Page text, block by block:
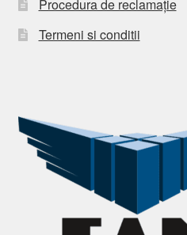
Procedura de reclamație
Termeni si conditii